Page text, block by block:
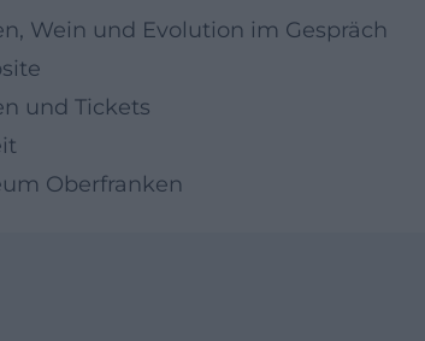
Wein und Evolution im Gespräch
und Tickets
Oberfranken